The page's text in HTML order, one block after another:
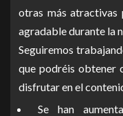
otras más atractivas
agradable durante la
Seguiremos
que podréis obtener
disfrutar en el
Se han